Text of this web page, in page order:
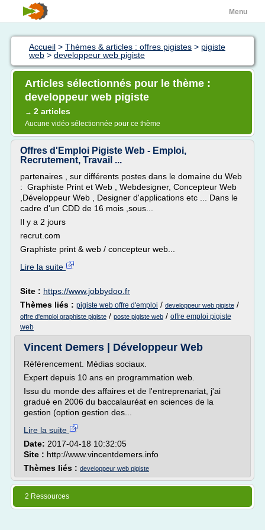
Menu
Accueil > Thèmes & articles : offres pigistes > pigiste
web > developpeur web pigiste
Articles sélectionnés pour le thème :
developpeur web pigiste
→ 2 articles
Aucune vidéo sélectionnée pour ce thème
Offres d'Emploi Pigiste Web - Emploi,
Recrutement, Travail ...
partenaires , sur différents postes dans le domaine du Web
: Graphiste Print et Web , Webdesigner, Concepteur Web
,Développeur Web , Designer d'applications etc ... Dans le
cadre d'un CDD de 16 mois ,sous...
Il y a 2 jours
recrut.com
Graphiste print & web / concepteur web...
Lire la suite
Site : https://www.jobbydoo.fr
Thèmes liés : pigiste web offre d'emploi / developpeur web pigiste /
offre d'emploi graphiste pigiste / poste pigiste web / offre emploi pigiste
web
Vincent Demers | Développeur Web
Référencement. Médias sociaux.
Expert depuis 10 ans en programmation web.
Issu du monde des affaires et de l'entreprenariat, j'ai
gradué en 2006 du baccalauréat en sciences de la
gestion (option gestion des...
Lire la suite
Date: 2017-04-18 10:32:05
Site : http://www.vincentdemers.info
Thèmes liés : developpeur web pigiste
2 Ressources